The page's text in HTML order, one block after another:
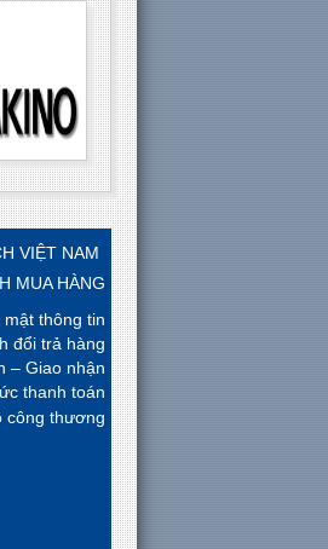
VIỆT NAM
MUA HÀNG
thông tin
đổi trả hàng
– Giao nhận
thanh toán